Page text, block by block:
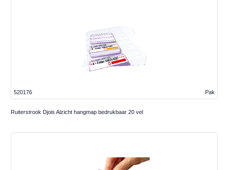
Pak
520176
Ruiterstrook Djois Alzicht hangmap bedrukbaar 20 vel